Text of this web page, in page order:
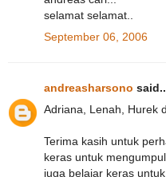
selamat selamat..
September 06, 2006
andreasharsono
Adriana, Lenah, Hurek
Terima kasih untuk
keras untuk
juga belajar keras